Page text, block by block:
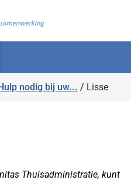
Hulp nodig bij uw... / Lisse
Thuisadministratie, kunt